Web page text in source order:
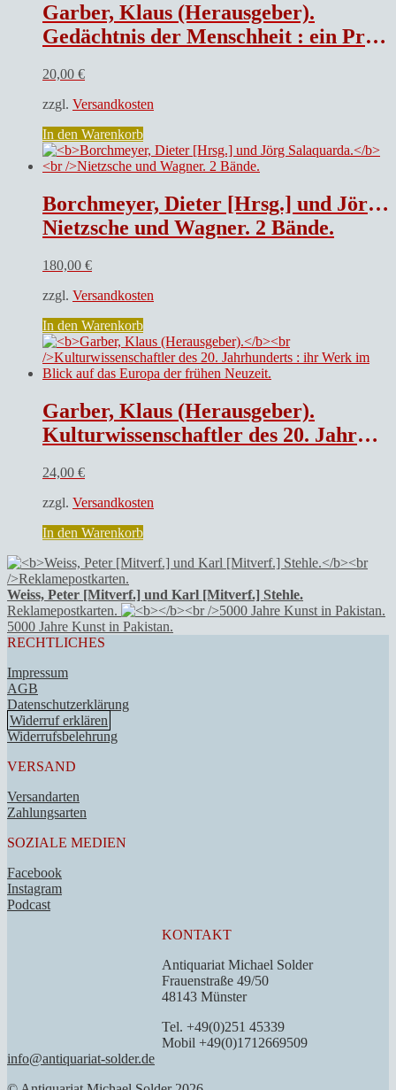
Garber, Klaus (Herausgeber).
Gedächtnis der Menschheit : ein Prachtexemplar der Diderotschen Encyclopédie im Osnabrücker Frühneuzeit-Institut.
20,00 €
zzgl. Versandkosten
In den Warenkorb
Borchmeyer, Dieter [Hrsg.] und Jörg Salaquarda.
Nietzsche und Wagner. 2 Bände.
180,00 €
zzgl. Versandkosten
In den Warenkorb
Garber, Klaus (Herausgeber).
Kulturwissenschaftler des 20. Jahrhunderts : ihr Werk im Blick auf das Europa der frühen Neuzeit.
24,00 €
zzgl. Versandkosten
In den Warenkorb
Weiss, Peter [Mitverf.] und Karl [Mitverf.] Stehle.
Reklamepostkarten.
5000 Jahre Kunst in Pakistan.
RECHTLICHES
Impressum
AGB
Datenschutzerklärung
Widerruf erklären
Widerrufsbelehrung
VERSAND
Versandarten
Zahlungsarten
SOZIALE MEDIEN
Facebook
Instagram
Podcast
KONTAKT
Antiquariat Michael Solder
Frauenstraße 49/50
48143 Münster
Tel. +49(0)251 45339
Mobil +49(0)1712669509
info@antiquariat-solder.de